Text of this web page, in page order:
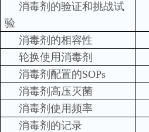
消毒剂的验证和挑战试
验
消毒剂的相容性
轮换使用消毒剂
消毒剂配置的SOPs
消毒剂高压灭菌
消毒剂使用频率
消毒剂的记录